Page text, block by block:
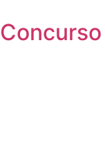
Concurso